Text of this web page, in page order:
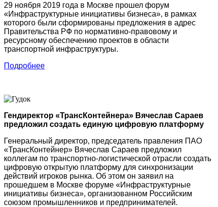
29 ноября 2019 года в Москве прошел форум
«Инфраструктурные инициативы бизнеса», в рамках
которого были сформированы предложения в адрес
Правительства РФ по нормативно-правовому и
ресурсному обеспечению проектов в области
транспортной инфраструктуры.
Подробнее
Гендиректор «ТрансКонтейнера» Вячеслав Сараев
предложил создать единую цифровую платформу
Генеральный директор, председатель правления ПАО
«ТрансКонтейнер» Вячеслав Сараев предложил
коллегам по транспортно-логистической отрасли создать
цифровую открытую платформу для синхронизации
действий игроков рынка. Об этом он заявил на
прошедшем в Москве форуме «Инфраструктурные
инициативы бизнеса», организованном Российским
союзом промышленников и предпринимателей.